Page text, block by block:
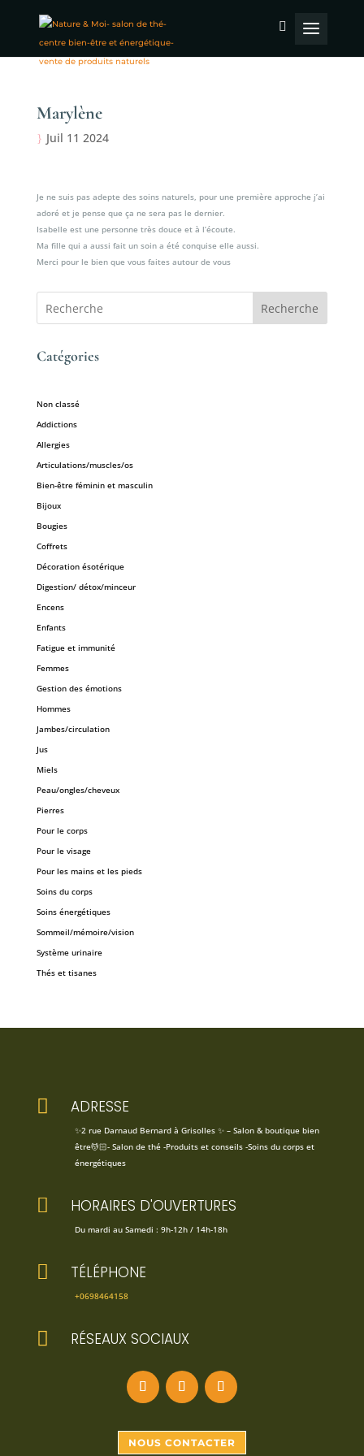
Marylène
Juil 11 2024
Je ne suis pas adepte des soins naturels, pour une première approche j’ai
adoré et je pense que ça ne sera pas le dernier.
Isabelle est une personne très douce et à l’écoute.
Ma fille qui a aussi fait un soin a été conquise elle aussi.
Merci pour le bien que vous faites autour de vous
Recherche
Catégories
Non classé
Addictions
Allergies
Articulations/muscles/os
Bien-être féminin et masculin
Bijoux
Bougies
Coffrets
Décoration ésotérique
Digestion/ détox/minceur
Encens
Enfants
Fatigue et immunité
Femmes
Gestion des émotions
Hommes
Jambes/circulation
Jus
Miels
Peau/ongles/cheveux
Pierres
Pour le corps
Pour le visage
Pour les mains et les pieds
Soins du corps
Soins énergétiques
Sommeil/mémoire/vision
Système urinaire
Thés et tisanes
 ADRESSE
✨2 rue Darnaud Bernard à Grisolles ✨ – Salon & boutique bien
être💆🏻- Salon de thé -Produits et conseils -Soins du corps et
énergétiques
 HORAIRES D'OUVERTURES
Du mardi au Samedi : 9h-12h / 14h-18h
 TÉLÉPHONE
+0698464158
 RÉSEAUX SOCIAUX
NOUS CONTACTER